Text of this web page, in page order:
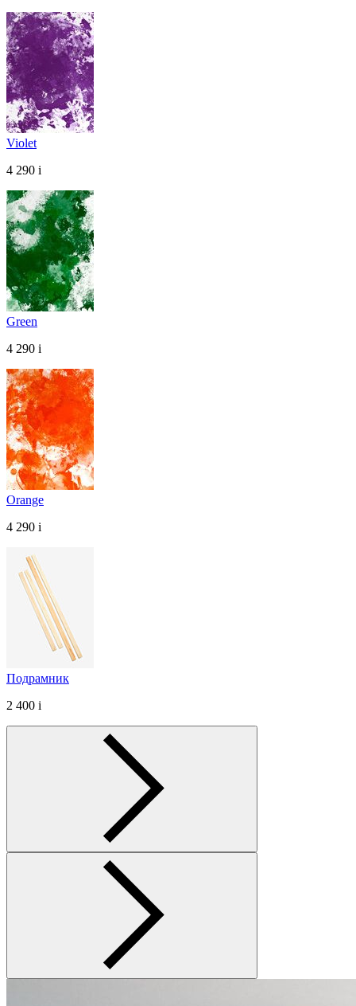
Violet
4 290 i
Green
4 290 i
Orange
4 290 i
Подрамник
2 400 i